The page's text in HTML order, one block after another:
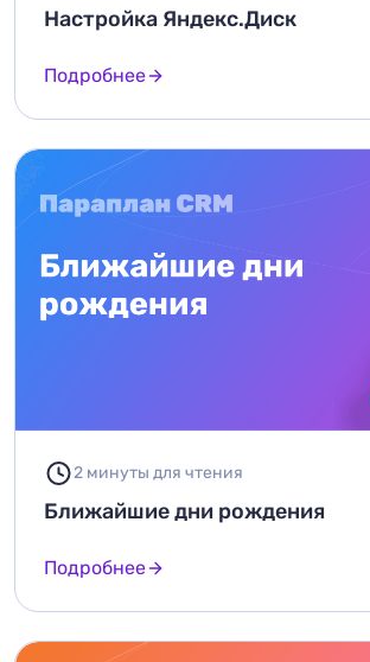
Настройка Яндекс.Диск
Подробнее
2 минуты для чтения
Ближайшие дни рождения
Подробнее